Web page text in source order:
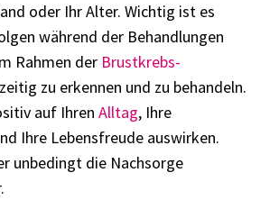
oder Ihr Alter. Wichtig ist es
während der Behandlungen
Rahmen der Brustkrebs-
g zu erkennen und zu behandeln.
auf Ihren Alltag, Ihre
Ihre Lebensfreude auswirken.
unbedingt die Nachsorge